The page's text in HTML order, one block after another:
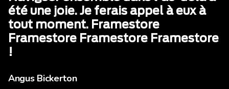
été une joie. Je ferais appel à eux à
tout moment. Framestore
Framestore Framestore Framestore
!
Angus Bickerton